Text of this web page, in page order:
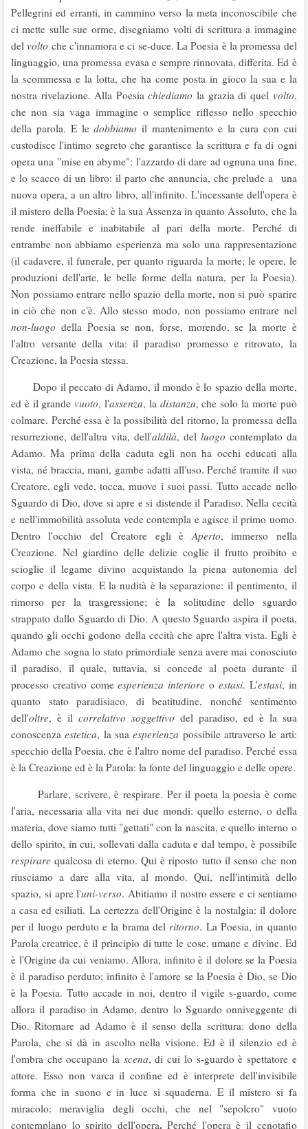
Pellegrini ed erranti, in cammino verso la meta inconoscibile che
ci mette sulle sue orme, disegniamo volti di scrittura a immagine
delvolto che c'innamora e ci se-duce. La Poesia è la promessa del
linguaggio, una promessa evasa e sempre rinnovata, differita. Ed è
la scommessa e la lotta, che ha come posta in gioco la sua e la
nostra rivelazione. Alla Poesiachiediamola grazia di quel volto,
che non sia vaga immagine o semplice riflesso nello specchio
della parola. E ledobbiamoil mantenimento e la cura con cui
custodisce l'intimo segreto che garantisce la scrittura e fa di ogni
opera una "mise en abyme": l'azzardo di dare ad ognuna una fine,
e lo scacco di un libro: il parto che annuncia, che prelude a una
nuova opera, a un altro libro, all'infinito. L'incessante dell'opera è
il mistero della Poesia; è la sua Assenza in quanto Assoluto, che la
rende ineffabile e inabitabile al pari della morte. Perché di
entrambe non abbiamo esperienza ma solo una rappresentazione
(il cadavere, il funerale, per quanto riguarda la morte; le opere, le
produzioni dell'arte, le belle forme della natura, per la Poesia).
Non possiamo entrare nello spazio della morte, non si può sparire
in ciò che non c'è. Allo stesso modo, non possiamo entrare nel
non-luogo della Poesia se non, forse, morendo, se la morte è
l'altro versante della vita: il paradiso promesso e ritrovato, la
Creazione, la Poesia stessa.
Dopo il peccato di Adamo, il mondo è lo spazio della morte,
ed è il grandevuoto, l'assenza, la distanza, che solo la morte può
colmare. Perché essa è la possibilità del ritorno, la promessa della
resurrezione, dell'altra vita, dell'aldilà, del luogo contemplato da
Adamo. Ma prima della caduta egli non ha occhi educati alla
vista, né braccia, mani, gambe adatti all'uso. Perché tramite il suo
Creatore, egli vede, tocca, muove i suoi passi. Tutto accade nello
Sguardo di Dio, dove si apre e si distende il Paradiso. Nella cecità
e nell'immobilità assoluta vede contempla e agisce il primo uomo.
Dentro l'occhio del Creatore egli èAperto, immerso nella
Creazione. Nel giardino delle delizie coglie il frutto proibito e
scioglie il legame divino acquistando la piena autonomia del
corpo e della vista. E la nudità è la separazione: il pentimento, il
rimorso per la trasgressione; è la solitudine dello sguardo
strappato dallo Sguardo di Dio. A questo Sguardo aspira il poeta,
quando gli occhi godono della cecità che apre l'altra vista. Egli è
Adamo che sogna lo stato primordiale senza avere mai conosciuto
il paradiso, il quale, tuttavia, si concede al poeta durante il
processo creativo comeesperienza interiore o estasi. L'estasi, in
quanto stato paradisiaco, di beatitudine, nonché sentimento
dell'oltre, è il correlativo soggettivo del paradiso, ed è la sua
conoscenzaestetica, la suaesperienza possibile attraverso le arti:
specchio della Poesia, che è l'altro nome del paradiso. Perché essa
è la Creazione ed è la Parola: la fonte del linguaggio e delle opere.
Parlare, scrivere, è respirare. Per il poeta la poesia è come
l'aria, necessaria alla vita nei due mondi: quello esterno, o della
materia, dove siamo tutti "gettati" con la nascita, e quello interno o
dello spirito, in cui, sollevati dalla caduta e dal tempo, è possibile
respirare qualcosa di eterno. Qui è riposto tutto il senso che non
riusciamo a dare alla vita, al mondo. Qui, nell'intimità dello
spazio, si apre l'uni-verso. Abitiamo il nostro essere e ci sentiamo
a casa ed esiliati. La certezza dell'Origine è la nostalgia: il dolore
per il luogo perduto e la brama delritorno. La Poesia, in quanto
Parola creatrice, è il principio di tutte le cose, umane e divine. Ed
è l'Origine da cui veniamo. Allora, infinito è il dolore se la Poesia
è il paradiso perduto; infinito è l'amore se la Poesia è Dio, se Dio
è la Poesia. Tutto accade in noi, dentro il vigile s-guardo, come
allora il paradiso in Adamo, dentro lo Sguardo onniveggente di
Dio. Ritornare ad Adamo è il senso della scrittura: dono della
Parola, che si dà in ascolto nella visione. Ed è il silenzio ed è
l'ombra che occupano la scena, di cui lo s-guardo è spettatore e
attore. Esso non varca il confine ed è interprete dell'invisibile
forma che in suono e in luce si squaderna. E il mistero si fa
miracolo: meraviglia degli occhi, che nel "sepolcro" vuoto
contemplano lo spirito dell'opera. Perché l'opera è il cenotafio